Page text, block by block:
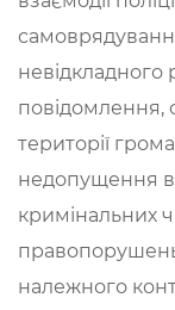
невідкладного
повідомлення,
території
недопущення
кримінальних
належного